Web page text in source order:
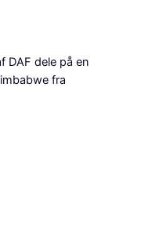
DAF dele på en
fra